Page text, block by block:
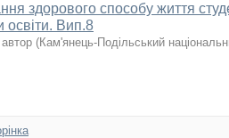
здорового способу життя
освіти. Вип.8
(Кам'янець-Подільський